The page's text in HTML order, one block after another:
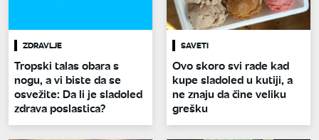
ZDRAVLJE
Tropski talas obara s
nogu, a vi biste da se
osvežite: Da li je sladoled
zdrava poslastica?
SAVETI
Ovo skoro svi rade kad
kupe sladoled u kutiji, a
ne znaju da čine veliku
grešku